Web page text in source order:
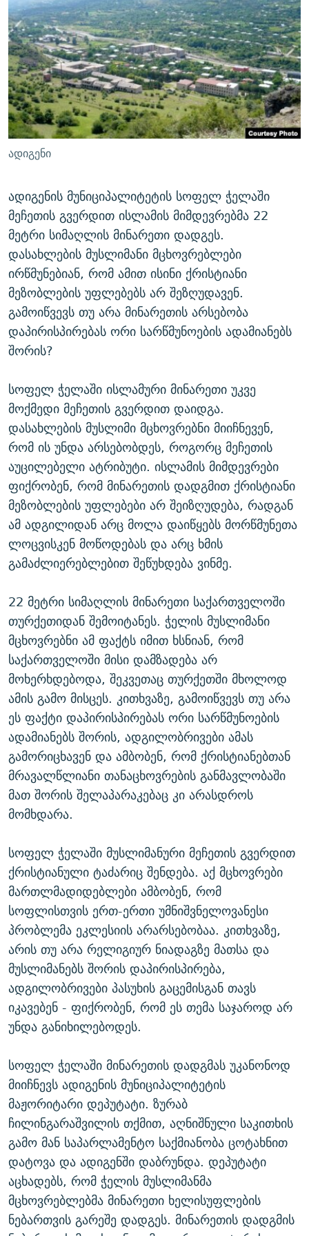
ᲛᲝᲚᲐᲞᲐᲠᲐᲙᲔ ᲢᲔᲥᲡᲢᲔᲑᲘ
ᲨᲘᲜ - ᲣᲪᲮᲝᲔᲗᲨᲘ
ᲚᲘᲢᲔᲠᲐᲢᲣᲠᲣᲚᲘ ᲬᲐᲮᲜᲐᲒᲔᲑᲘ
ᲐᲛᲔᲠᲘᲙᲣᲚᲘ ᲛᲝᲗᲮᲠᲝᲑᲐ
ᲘᲛᲞᲔᲠᲘᲐ ᲓᲐ ᲠᲐᲓᲘᲝ
ᲩᲔᲛᲘ ᲡᲘᲙᲕᲓᲘᲚᲘᲡ ᲛᲘᲖᲔᲖᲘᲐ COVID-19
11 ᲬᲔᲚᲘ - 11 ᲐᲛᲑᲐᲕᲘ
ᲡᲐᲞᲐᲠᲚᲐᲛᲔᲜᲢᲝ ᲐᲠᲩᲔᲕᲜᲔᲑᲘᲡ ᲘᲡᲢᲝᲠᲘᲐ
ᲑᲐᲕᲨᲕᲔᲑᲘ ᲞᲠᲝᲡᲢᲘᲢᲣᲪᲘᲐᲨᲘ - ᲐᲛᲝᲣᲗᲥᲛᲔᲚᲘ ᲐᲛᲑᲐᲕᲘ
5 ᲐᲛᲑᲐᲕᲘ - 20 ᲘᲕᲜᲘᲡᲡ ᲓᲐᲨᲐᲕᲔᲑᲣᲚᲔᲑᲘ
ᲐᲒᲕᲘᲡᲢᲝᲡ ᲝᲛᲘ
ПРИВЕТ ᲙᲣᲚᲢᲣᲠᲐ
ᲒᲐᲛᲝᲘᲬᲔᲠᲔ
რთე/რთ-ის ყველა საიტი
ადიგენი
ადიგენის მუნიციპალიტეტის სოფელ ჭელაში
მეჩეთის გვერდით ისლამის მიმდევრებმა 22
მეტრი სიმაღლის მინარეთი დადგეს.
დასახლების მუსლიმანი მცხოვრებლები
ირწმუნებიან, რომ ამით ისინი ქრისტიანი
მეზობლების უფლებებს არ შეზღუდავენ.
გამოიწვევს თუ არა მინარეთის არსებობა
დაპირისპირებას ორი სარწმუნოების ადამიანებს
შორის?
სოფელ ჭელაში ისლამური მინარეთი უკვე
მოქმედი მეჩეთის გვერდით დაიდგა.
დასახლების მუსლიმი მცხოვრებნი მიიჩნევენ,
რომ ის უნდა არსებობდეს, როგორც მეჩეთის
აუცილებელი ატრიბუტი. ისლამის მიმდევრები
ფიქრობენ, რომ მინარეთის დადგმით ქრისტიანი
მეზობლების უფლებები არ შეიზღუდება, რადგან
ამ ადგილიდან არც მოლა დაიწყებს მორწმუნეთა
ლოცვისკენ მოწოდებას და არც ხმის
გამაძლიერებლებით შეწუხდება ვინმე.
22 მეტრი სიმაღლის მინარეთი საქართველოში
თურქეთიდან შემოიტანეს. ჭელის მუსლიმანი
მცხოვრებნი ამ ფაქტს იმით ხსნიან, რომ
საქართველოში მისი დამზადება არ
მოხერხდებოდა, შეკვეთაც თურქეთში მხოლოდ
ამის გამო მისცეს. კითხვაზე, გამოიწვევს თუ არა
ეს ფაქტი დაპირისპირებას ორი სარწმუნოების
ადამიანებს შორის, ადგილობრივები ამას
გამორიცხავენ და ამბობენ, რომ ქრისტიანებთან
მრავალწლიანი თანაცხოვრების განმავლობაში
მათ შორის შელაპარაკებაც კი არასდროს
მომხდარა.
სოფელ ჭელაში მუსლიმანური მეჩეთის გვერდით
ქრისტიანული ტაძარიც შენდება. აქ მცხოვრები
მართლმადიდებლები ამბობენ, რომ
სოფლისთვის ერთ-ერთი უმნიშვნელოვანესი
პრობლემა ეკლესიის არარსებობაა. კითხვაზე,
არის თუ არა რელიგიურ ნიადაგზე მათსა და
მუსლიმანებს შორის დაპირისპირება,
ადგილობრივები პასუხის გაცემისგან თავს
იკავებენ - ფიქრობენ, რომ ეს თემა საჯაროდ არ
უნდა განიხილებოდეს.
სოფელ ჭელაში მინარეთის დადგმას უკანონოდ
მიიჩნევს ადიგენის მუნიციპალიტეტის
მაჟორიტარი დეპუტატი. ზურაბ
ჩილინგარაშვილის თქმით, აღნიშნული საკითხის
გამო მან საპარლამენტო საქმიანობა ცოტახნით
დატოვა და ადიგენში დაბრუნდა. დეპუტატი
აცხადებს, რომ ჭელის მუსლიმანმა
მცხოვრებლებმა მინარეთი ხელისუფლების
ნებართვის გარეშე დადგეს. მინარეთის დადგმის